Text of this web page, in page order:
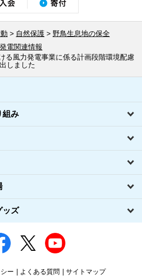
自然保護
野鳥生息地の保全
電関連情報
る風力発電事業に係る計画段階環境配慮
しました
組み
ッズ
ー よくある質問 サイトマップ